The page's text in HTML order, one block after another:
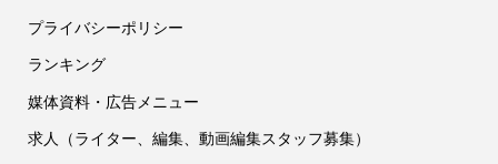
プライバシーポリシー
ランキング
媒体資料・広告メニュー
求人（ライター、編集、動画編集スタッフ募集）